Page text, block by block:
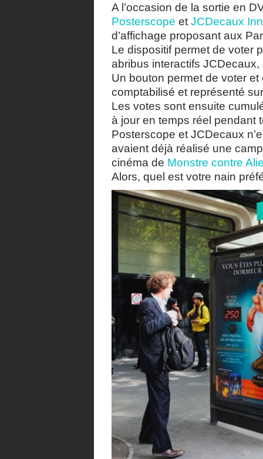
A l’occasion de la sortie en
Posterscope et JCDecaux
d’affichage proposant aux
Le dispositif permet de voter
abribus interactifs
Un bouton permet de voter
comptabilisé et représenté
Les votes sont ensuite
à jour en temps réel pendant
Posterscope et JCDecaux
avaient déjà réalisé une
cinéma de Monstre contre
Alors, quel est votre nain